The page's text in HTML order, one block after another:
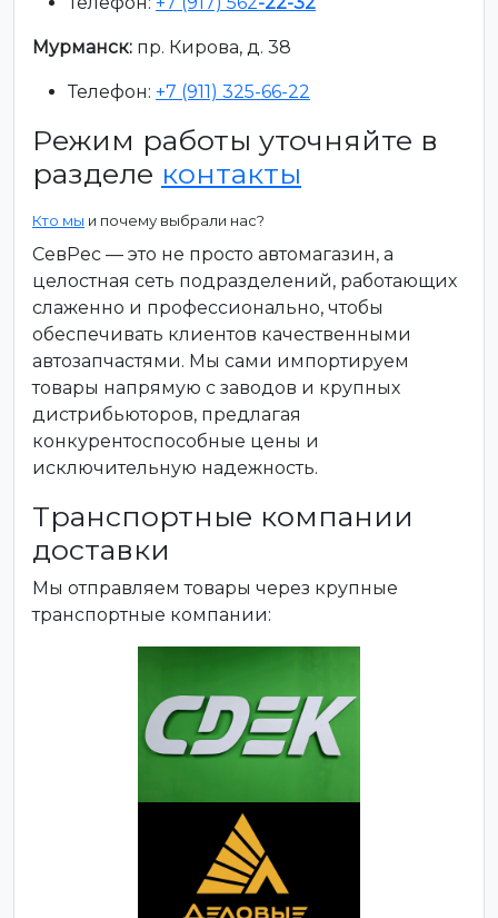
Мурманск: пр. Кирова, д. 38
Телефон: +7 (911) 325-66-22
Режим работы уточняйте в
разделе контакты
Кто мы и почему выбрали нас?
СевРес — это не просто автомагазин, а
целостная сеть подразделений, работающих
слаженно и профессионально, чтобы
обеспечивать клиентов качественными
автозапчастями. Мы сами импортируем
товары напрямую с заводов и крупных
дистрибьюторов, предлагая
конкурентоспособные цены и
исключительную надежность.
Транспортные компании
доставки
Мы отправляем товары через крупные
транспортные компании: